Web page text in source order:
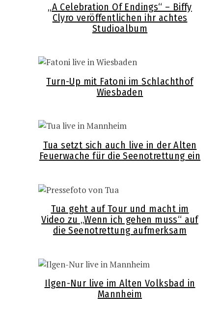
„A Celebration Of Endings“ – Biffy
Clyro veröffentlichen ihr achtes
Studioalbum
Turn-Up mit Fatoni im Schlachthof
Wiesbaden
Tua setzt sich auch live in der Alten
Feuerwache für die Seenotrettung ein
Tua geht auf Tour und macht im
Video zu „Wenn ich gehen muss“ auf
die Seenotrettung aufmerksam
Ilgen-Nur live im Alten Volksbad in
Mannheim